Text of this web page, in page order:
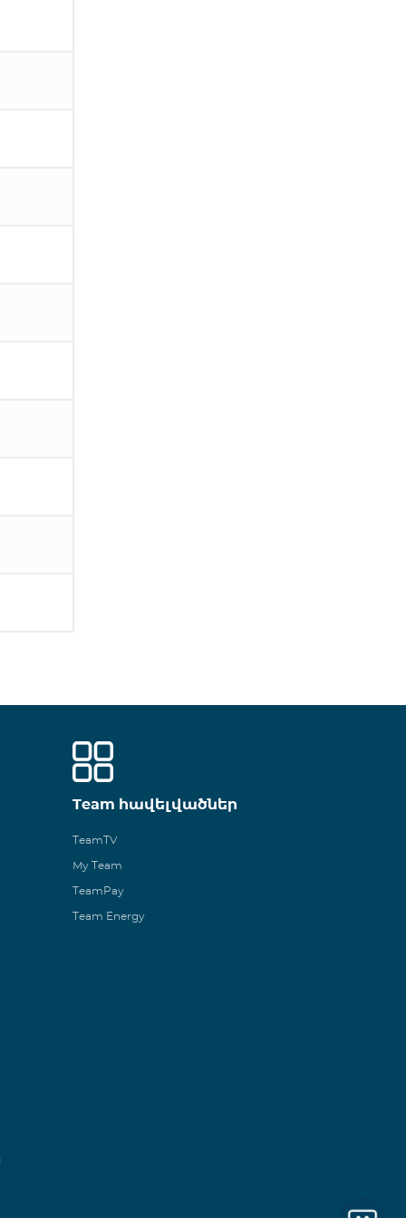
Team հավելվածներ
TeamTV
My Team
TeamPay
Team Energy